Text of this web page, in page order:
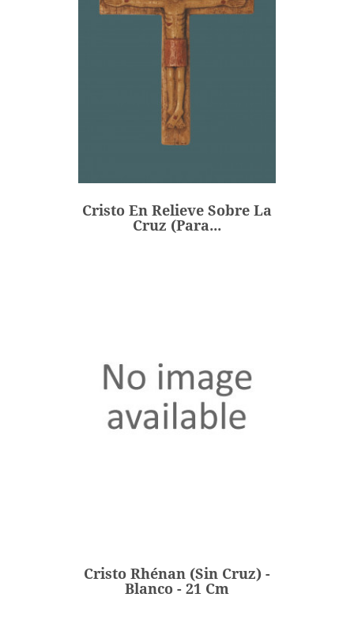
Cristo En Relieve Sobre La
Cruz (para...
Cristo En Relieve Sobre La
Precio
45,00 €
AÑADIR
Cristo Rhénan (sin Cruz) -
Blanco - 21 Cm
AÑADIR